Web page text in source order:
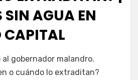
AGUA EN
CAPITAL
Servín
gobernador malandro.
o cuándo lo extraditan?